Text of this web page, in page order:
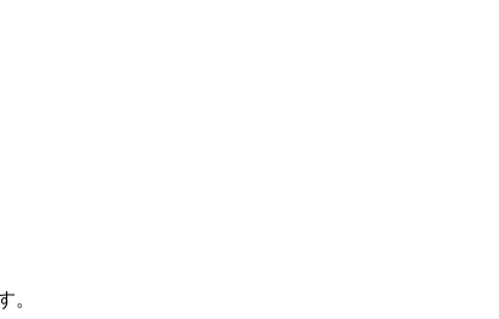
。